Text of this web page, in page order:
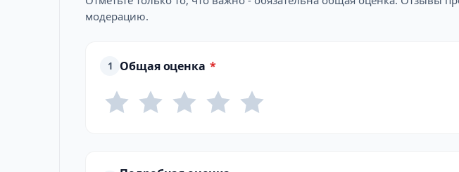
модерацию.
1 Общая оценка *